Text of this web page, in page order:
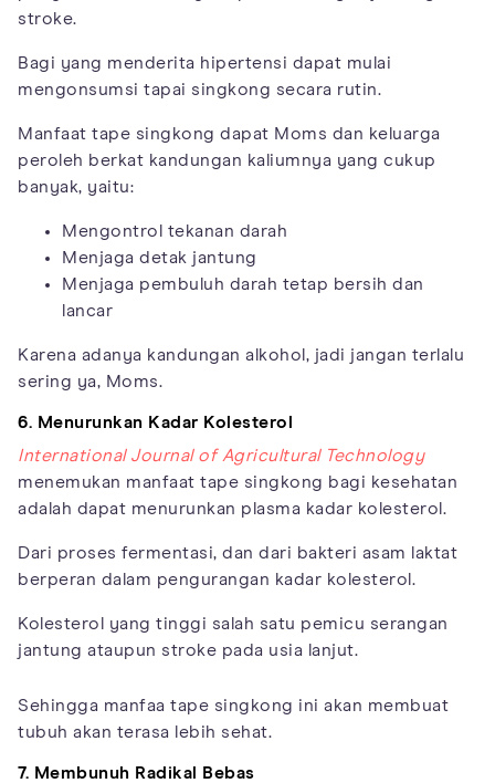
stroke.
Bagi yang menderita hipertensi dapat mulai
mengonsumsi tapai singkong secara rutin.
Manfaat tape singkong dapat Moms dan keluarga
peroleh berkat kandungan kaliumnya yang cukup
banyak, yaitu:
Mengontrol tekanan darah
Menjaga detak jantung
Menjaga pembuluh darah tetap bersih dan
lancar
Karena adanya kandungan alkohol, jadi jangan terlalu
sering ya, Moms.
6. Menurunkan Kadar Kolesterol
International Journal of Agricultural Technology
menemukan manfaat tape singkong bagi kesehatan
adalah dapat menurunkan plasma kadar kolesterol.
Dari proses fermentasi, dan dari bakteri asam laktat
berperan dalam pengurangan kadar kolesterol.
Kolesterol yang tinggi salah satu pemicu serangan
jantung ataupun stroke pada usia lanjut.
Sehingga manfaa tape singkong ini akan membuat
tubuh akan terasa lebih sehat.
7. Membunuh Radikal Bebas